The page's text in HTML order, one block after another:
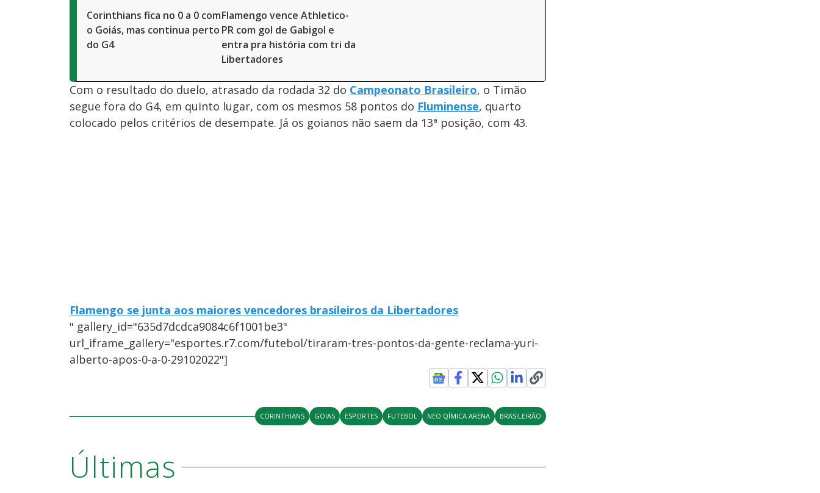
Corinthians fica no 0 a 0 com
o Goiás, mas continua perto
do G4
Flamengo vence Athletico-
PR com gol de Gabigol e
entra pra história com tri da
Libertadores
Com o resultado do duelo, atrasado da rodada 32 do Campeonato Brasileiro, o Timão
segue fora do G4, em quinto lugar, com os mesmos 58 pontos do Fluminense, quarto
colocado pelos critérios de desempate. Já os goianos não saem da 13ª posição, com 43.
Flamengo se junta aos maiores vencedores brasileiros da Libertadores
" gallery_id="635d7dcdca9084c6f1001be3"
url_iframe_gallery="esportes.r7.com/futebol/tiraram-tres-pontos-da-gente-reclama-yuri-
alberto-apos-0-a-0-29102022"]
CORINTHIANS GOIAS ESPORTES FUTEBOL NEO QÍMICA ARENA BRASILEIRÃO
Últimas